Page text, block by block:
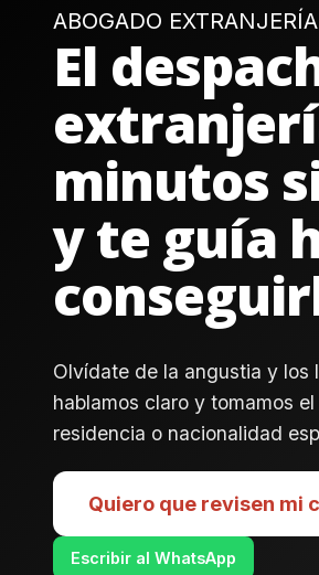
ABOGADO
El
minutos
y te guía
Olvídate de la angustia y los
hablamos claro y tomamos
residencia o nacionalidad
Quiero que revisen mi
Escribir al WhatsApp